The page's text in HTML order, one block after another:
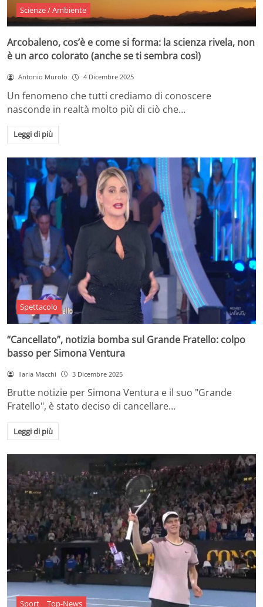
Scienze / Ambiente
Arcobaleno, cos’è e come si forma: la scienza rivela, non
è un arco colorato (anche se ti sembra così)
Antonio Murolo 4 Dicembre 2025
Un fenomeno che tutti crediamo di conoscere
nasconde in realtà molto più di ciò che…
Leggi di più
Spettacolo
“Cancellato”, notizia bomba sul Grande Fratello: colpo
basso per Simona Ventura
Ilaria Macchi 3 Dicembre 2025
Brutte notizie per Simona Ventura e il suo "Grande
Fratello", è stato deciso di cancellare…
Leggi di più
Sport Top-News